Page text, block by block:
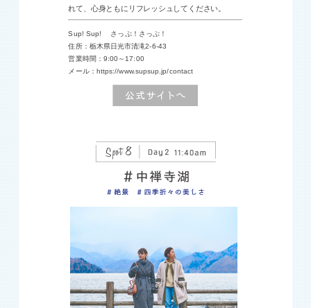
れて、心身ともにリフレッシュしてください。
Sup! Sup! さっぷ！さっぷ！
住所：栃木県日光市清滝2-6-43
営業時間：9:00～17:00
メール： https://www.supsup.jp/contact